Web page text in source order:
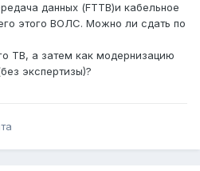
данных (FTTB)и кабельное
этого ВОЛС. Можно ли сдать по
ТВ, а затем как модернизацию
экспертизы)?